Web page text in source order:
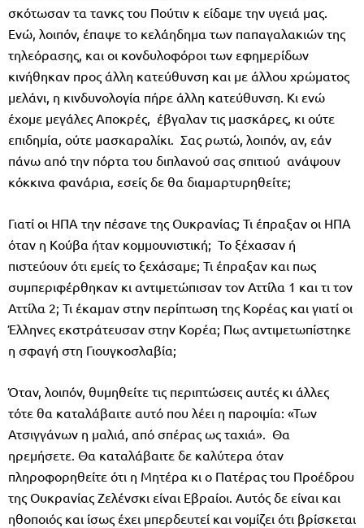
σκότωσαν τα τανκς του Πούτιν κ είδαμε την υγειά μας.
Ενώ, λοιπόν, έπαψε το κελάηδημα των παπαγαλακιών της
τηλεόρασης, και οι κονδυλοφόροι των εφημερίδων
κινήθηκαν προς άλλη κατεύθυνση και με άλλου χρώματος
μελάνι, η κινδυνολογία πήρε άλλη κατεύθυνση. Κι ενώ
έχομε μεγάλες Αποκρές, έβγαλαν τις μασκάρες, κι ούτε
επιδημία, ούτε μασκαραλίκι. Σας ρωτώ, λοιπόν, αν, εάν
πάνω από την πόρτα του διπλανού σας σπιτιού ανάψουν
κόκκινα φανάρια, εσείς δε θα διαμαρτυρηθείτε;
Γιατί οι ΗΠΑ την πέσανε της Ουκρανίας; Τι έπραξαν οι ΗΠΑ
όταν η Κούβα ήταν κομμουνιστική; Το ξέχασαν ή
πιστεύουν ότι εμείς το ξεχάσαμε; Τι έπραξαν και πως
συμπεριφέρθηκαν κι αντιμετώπισαν τον Αττίλα 1 και τι τον
Αττίλα 2; Τι έκαμαν στην περίπτωση της Κορέας και γιατί οι
Έλληνες εκστράτευσαν στην Κορέα; Πως αντιμετωπίστηκε
η σφαγή στη Γιουγκοσλαβία;
Όταν, λοιπόν, θυμηθείτε τις περιπτώσεις αυτές κι άλλες
τότε θα καταλάβαιτε αυτό που λέει η παροιμία: «Των
Ατσιγγάνων η μαλιά, από σπέρας ως ταχιά». Θα
ηρεμήσετε. Θα καταλάβαιτε δε καλύτερα όταν
πληροφορηθείτε ότι η Μητέρα κι ο Πατέρας του Προέδρου
της Ουκρανίας Ζελένσκι είναι Εβραίοι. Αυτός δε είναι και
ηθοποιός και ίσως έχει μπερδευτεί και νομίζει ότι βρίσκεται